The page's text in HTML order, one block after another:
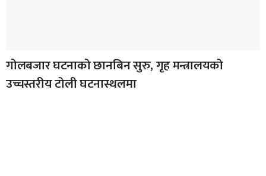
गोलबजार घटनाको छानबिन सुरु, गृह मन्त्रालयको
उच्चस्तरीय टोली घटनास्थलमा